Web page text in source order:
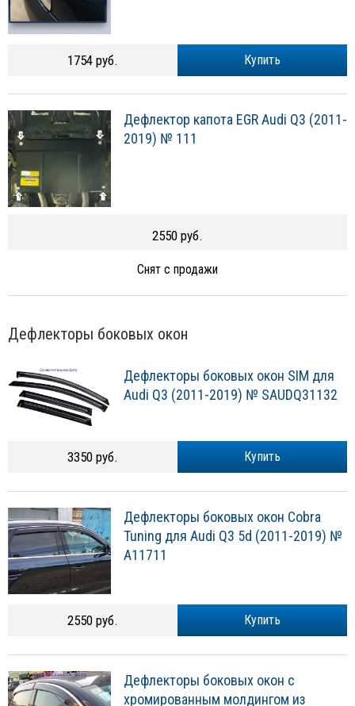
Купить
1754 руб.
Дефлектор капота EGR Audi Q3 (2011-
2019) № 111
2550 руб.
Снят с продажи
Дефлекторы боковых окон
Дефлекторы боковых окон SIM для
Audi Q3 (2011-2019) № SAUDQ31132
Купить
3350 руб.
Дефлекторы боковых окон Cobra
Tuning для Audi Q3 5d (2011-2019) №
A11711
Купить
2550 руб.
Дефлекторы боковых окон с
хромированным молдингом из